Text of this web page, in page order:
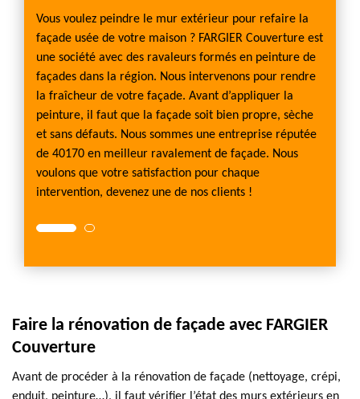
Vous voulez peindre le mur extérieur pour refaire la
façade usée de votre maison ? FARGIER Couverture est
une société avec des ravaleurs formés en peinture de
façades dans la région. Nous intervenons pour rendre
la fraîcheur de votre façade. Avant d’appliquer la
peinture, il faut que la façade soit bien propre, sèche
et sans défauts. Nous sommes une entreprise réputée
de 40170 en meilleur ravalement de façade. Nous
voulons que votre satisfaction pour chaque
intervention, devenez une de nos clients !
Faire la rénovation de façade avec FARGIER
Couverture
Avant de procéder à la rénovation de façade (nettoyage, crépi,